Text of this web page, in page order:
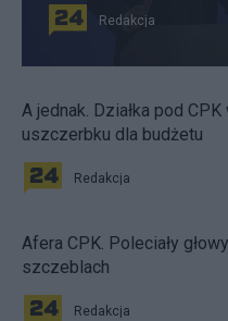
Redakcja
A jednak. Działka pod
uszczerbku dla budżetu
Redakcja
Afera CPK. Poleciały
szczeblach
Redakcja